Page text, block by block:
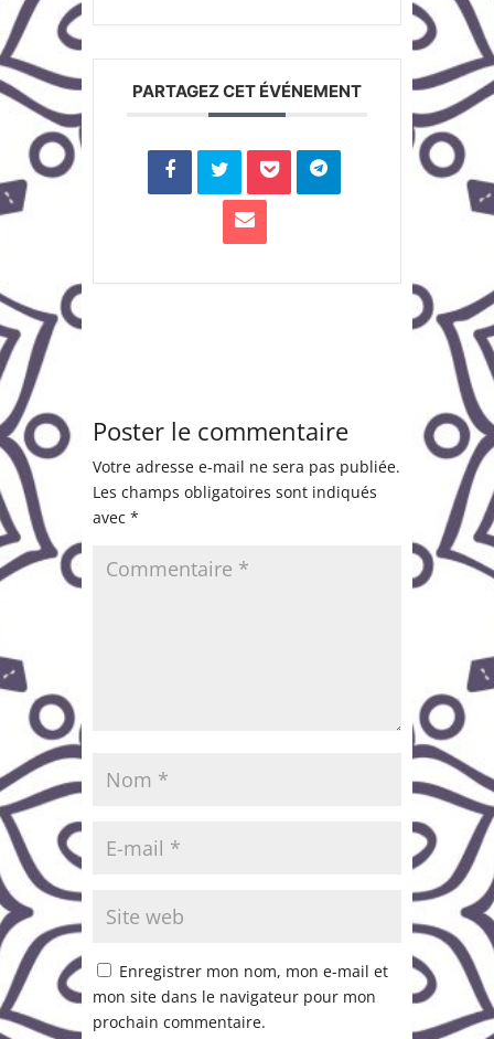
PARTAGEZ CET ÉVÉNEMENT
Poster le commentaire
Votre adresse e-mail ne sera pas publiée.
Les champs obligatoires sont indiqués
avec *
Enregistrer mon nom, mon e-mail et
mon site dans le navigateur pour mon
prochain commentaire.